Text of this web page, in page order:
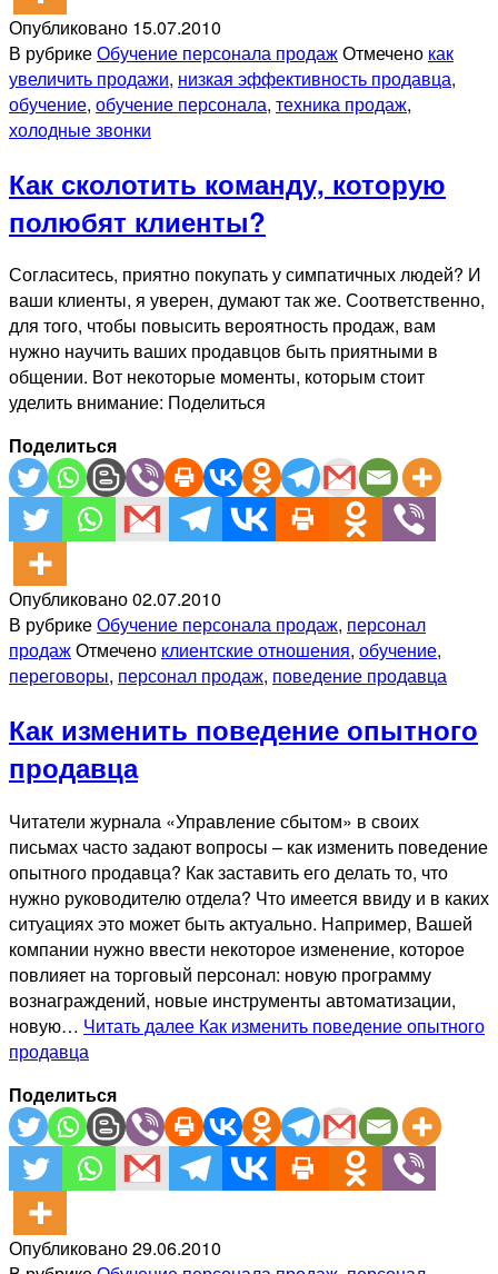
Опубликовано 15.07.2010
В рубрикеОбучение персонала продажОтмечено как
увеличить продажи, низкая эффективность продавца,
обучение, обучение персонала, техника продаж,
холодные звонки
Как сколотить команду, которую
полюбят клиенты?
Согласитесь, приятно покупать у симпатичных людей? И
ваши клиенты, я уверен, думают так же. Соответственно,
для того, чтобы повысить вероятность продаж, вам
нужно научить ваших продавцов быть приятными в
общении. Вот некоторые моменты, которым стоит
уделить внимание: Поделиться
Поделиться
Опубликовано02.07.2010
В рубрикеОбучение персонала продаж, персонал
продажОтмечено клиентские отношения, обучение,
переговоры, персонал продаж, поведение продавца
Как изменить поведение опытного
продавца
Читатели журнала «Управление сбытом» в своих
письмах часто задают вопросы – как изменить поведение
опытного продавца? Как заставить его делать то, что
нужно руководителю отдела? Что имеется ввиду и в каких
ситуациях это может быть актуально. Например, Вашей
компании нужно ввести некоторое изменение, которое
повлияет на торговый персонал: новую программу
вознаграждений, новые инструменты автоматизации,
новую… Читать далее Как изменить поведение опытного
продавца
Поделиться
Опубликовано29.06.2010